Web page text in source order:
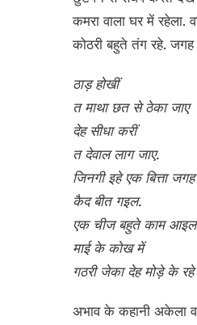
कमरा वाला घर में
कोठरी बहुते तंग रहे.
ठाड़ होखीं
त माथा छत से ठेका जाए
देह सीधा करीं
त देवाल लाग जाए.
जिनगी इहे एक बित्ता
कैद बीत गइल.
एक चीज बहुते काम आइल
माई के कोख में
गठरी जेका देह मोड़े के
अभाव के कहानी अकेला